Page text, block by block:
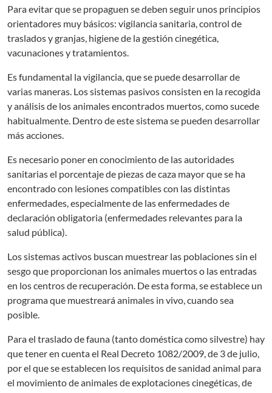
Para evitar que se propaguen se deben seguir unos principios
orientadores muy básicos: vigilancia sanitaria, control de
traslados y granjas, higiene de la gestión cinegética,
vacunaciones y tratamientos.
Es fundamental la vigilancia, que se puede desarrollar de
varias maneras. Los sistemas pasivos consisten en la recogida
y análisis de los animales encontrados muertos, como sucede
habitualmente. Dentro de este sistema se pueden desarrollar
más acciones.
Es necesario poner en conocimiento de las autoridades
sanitarias el porcentaje de piezas de caza mayor que se ha
encontrado con lesiones compatibles con las distintas
enfermedades, especialmente de las enfermedades de
declaración obligatoria (enfermedades relevantes para la
salud pública).
Los sistemas activos buscan muestrear las poblaciones sin el
sesgo que proporcionan los animales muertos o las entradas
en los centros de recuperación. De esta forma, se establece un
programa que muestreará animales in vivo, cuando sea
posible.
Para el traslado de fauna (tanto doméstica como silvestre) hay
que tener en cuenta el Real Decreto 1082/2009, de 3 de julio,
por el que se establecen los requisitos de sanidad animal para
el movimiento de animales de explotaciones cinegéticas, de